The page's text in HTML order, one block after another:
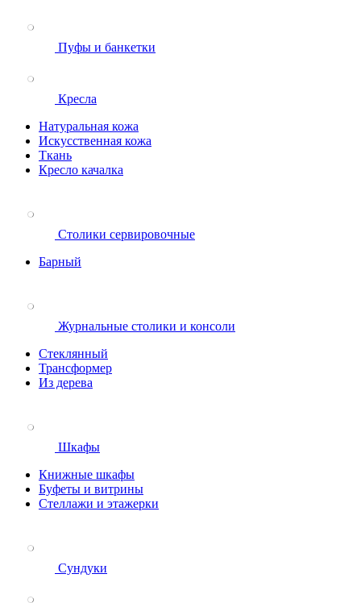
Пуфы и банкетки
Кресла
Натуральная кожа
Искусственная кожа
Ткань
Кресло качалка
Столики сервировочные
Барный
Журнальные столики и консоли
Стеклянный
Трансформер
Из дерева
Шкафы
Книжные шкафы
Буфеты и витрины
Стеллажи и этажерки
Сундуки